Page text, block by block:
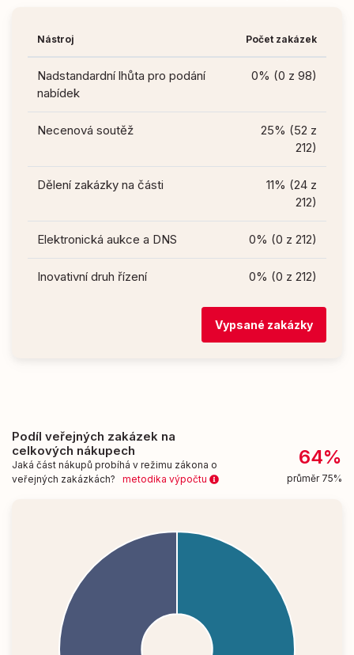
Nástroj Počet zakázek
Nadstandardní lhůta pro podání
nabídek
0% (0 z 98)
Necenová soutěž
25% (52 z
212)
Dělení zakázky na části
11% (24 z
212)
Elektronická aukce a DNS 0% (0 z 212)
Inovativní druh řízení 0% (0 z 212)
Vypsané zakázky
Podíl veřejných zakázek na
celkových nákupech
Jaká část nákupů probíhá v režimu zákona o
veřejných zakázkách? metodika výpočtu
64%
průměr 75%